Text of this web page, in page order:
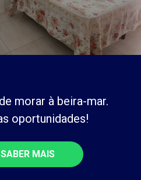
morar à beira-mar.
oportunidades!
MAIS